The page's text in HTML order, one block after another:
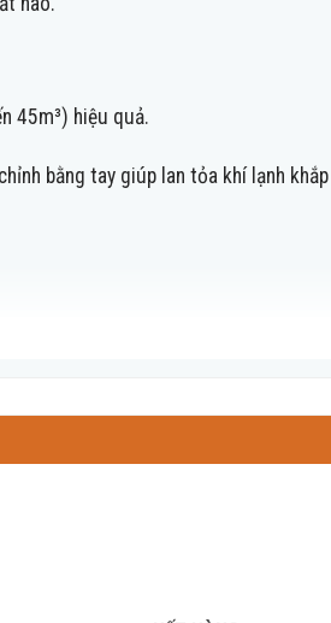
45m³) hiệu quả.
bằng tay giúp lan tỏa khí lạnh khắp
nén biến tần giúp điều hoà luôn duy